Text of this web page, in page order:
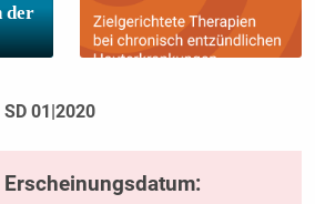
der
SD 01|2020
Erscheinungsdatum: